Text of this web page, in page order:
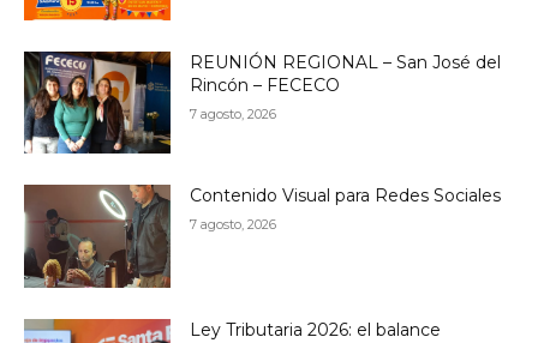
REUNIÓN REGIONAL – San José del
Rincón – FECECO
7 agosto, 2026
Contenido Visual para Redes Sociales
7 agosto, 2026
Ley Tributaria 2026: el balance